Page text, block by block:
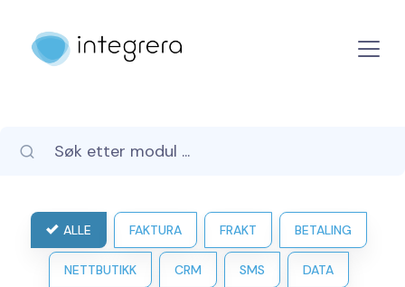
ALLE FAKTURA FRAKT BETALING
NETTBUTIKK CRM SMS DATA